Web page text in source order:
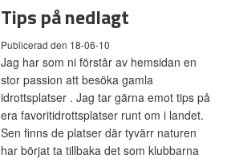
Tips på nedlagt
Publicerad den 18-06-10
Jag har som ni förstår av hemsidan en
stor passion att besöka gamla
idrottsplatser . Jag tar gärna emot tips på
era favoritidrottsplatser runt om i landet.
Sen finns de platser där tyvärr naturen
har börjat ta tillbaka det som klubbarna